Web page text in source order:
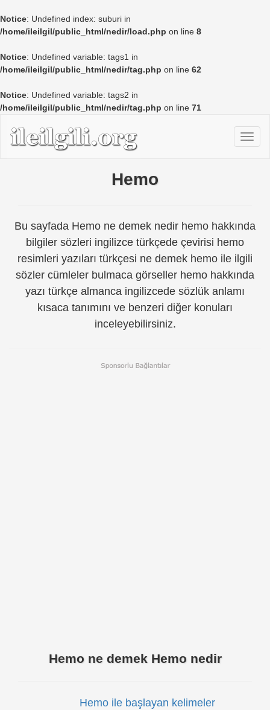
Notice: Undefined index: suburi in
/home/ileilgil/public_html/nedir/load.php on line 8
Notice: Undefined variable: tags1 in
/home/ileilgil/public_html/nedir/tag.php on line 62
Notice: Undefined variable: tags2 in
/home/ileilgil/public_html/nedir/tag.php on line 71
Hemo
Bu sayfada Hemo ne demek nedir hemo hakkında
bilgiler sözleri ingilizce türkçede çevirisi hemo
resimleri yazıları türkçesi ne demek hemo ile ilgili
sözler cümleler bulmaca görseller hemo hakkında
yazı türkçe almanca ingilizcede sözlük anlamı
kısaca tanımını ve benzeri diğer konuları
inceleyebilirsiniz.
Hemo ne demek Hemo nedir
Hemo ile başlayan kelimeler